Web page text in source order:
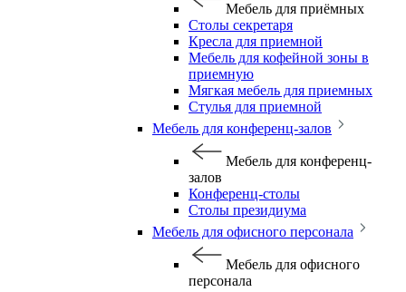
Мебель для приёмных
Столы секретаря
Кресла для приемной
Мебель для кофейной зоны в
приемную
Мягкая мебель для приемных
Стулья для приемной
Мебель для конференц-залов
Мебель для конференц-
залов
Конференц-столы
Столы президиума
Мебель для офисного персонала
Мебель для офисного
персонала